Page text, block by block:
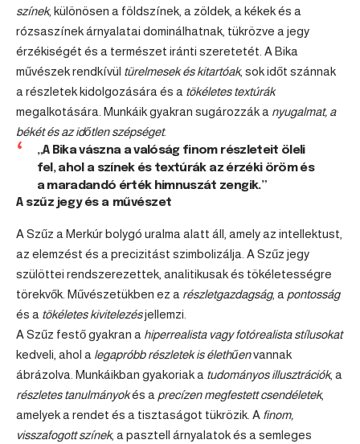
színek, különösen a földszínek, a zöldek, a kékek és a
rózsaszínek árnyalatai dominálhatnak, tükrözve a jegy
érzékiségét és a természet iránti szeretetét. A Bika
művészek rendkívül türelmesek és kitartóak, sok időt szánnak
a részletek kidolgozására és a tökéletes textúrák
megalkotására. Munkáik gyakran sugározzák a nyugalmat, a
békét és az időtlen szépséget.
„A Bika vászna a valóság finom részleteit öleli
fel, ahol a színek és textúrák az érzéki öröm és
a maradandó érték himnuszát zengik.”
A szűz jegy és a művészet
A Szűz a Merkúr bolygó uralma alatt áll, amely az intellektust,
az elemzést és a precizitást szimbolizálja. A Szűz jegy
szülöttei rendszerezettek, analitikusak és tökéletességre
törekvők. Művészetükben ez a részletgazdagság, a pontosság
és a tökéletes kivitelezésjellemzi.
A Szűz festő gyakran a hiperrealista vagy fotórealista stílusokat
kedveli, ahol a legapróbb részletek is élethűenvannak
ábrázolva. Munkáikban gyakoriak a tudományos illusztrációk, a
részletes tanulmányokés a precízen megfestett csendéletek,
amelyek a rendet és a tisztaságot tükrözik. A finom,
visszafogott színek, a pasztell árnyalatok és a semleges